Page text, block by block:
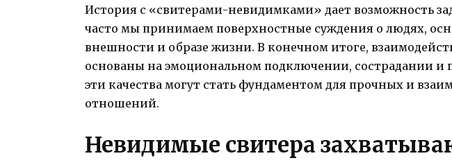
История с «свитерами-невидимками» дает возможность
часто мы принимаем поверхностные суждения о людях,
внешности и образе жизни. В конечном итоге,
основаны на эмоциональном подключении, сострадании
эти качества могут стать фундаментом для прочных и
отношений.
Невидимые свитера